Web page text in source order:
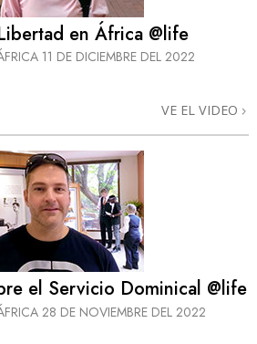
en África @life
11 DE DICIEMBRE DEL 2022
VE EL VIDEO
el Servicio Dominical @life
28 DE NOVIEMBRE DEL 2022